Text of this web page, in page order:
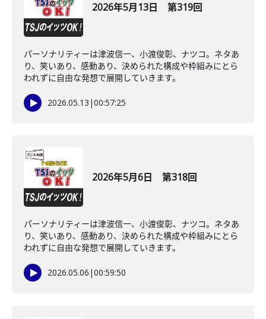
2026年5月13日 第319回
パーソナリティーは津波信一、小渡俊彰、ナツコ。ネタあ
り、笑いあり、感動あり、決められた構成や枠組みにとら
われずに自由な発想で展開していきます。
2026.05.13 |00:57:25
2026年5月6日 第318回
パーソナリティーは津波信一、小渡俊彰、ナツコ。ネタあ
り、笑いあり、感動あり、決められた構成や枠組みにとら
われずに自由な発想で展開していきます。
2026.05.06 |00:59:50